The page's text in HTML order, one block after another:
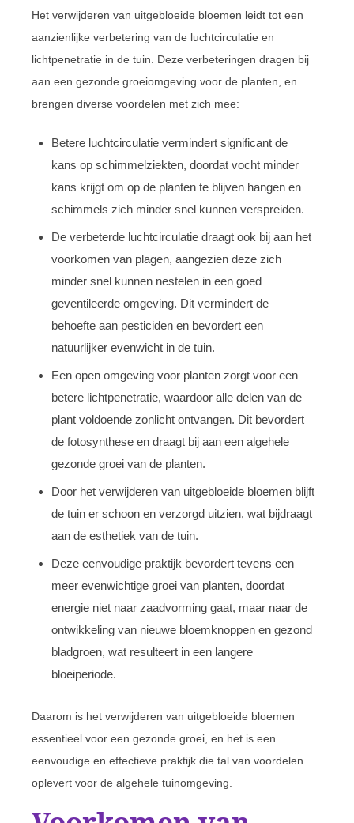
Het verwijderen van uitgebloeide bloemen leidt tot een
aanzienlijke verbetering van de luchtcirculatie en
lichtpenetratie in de tuin. Deze verbeteringen dragen bij
aan een gezonde groeiomgeving voor de planten, en
brengen diverse voordelen met zich mee:
Betere luchtcirculatie vermindert significant de
kans op schimmelziekten, doordat vocht minder
kans krijgt om op de planten te blijven hangen en
schimmels zich minder snel kunnen verspreiden.
De verbeterde luchtcirculatie draagt ook bij aan het
voorkomen van plagen, aangezien deze zich
minder snel kunnen nestelen in een goed
geventileerde omgeving. Dit vermindert de
behoefte aan pesticiden en bevordert een
natuurlijker evenwicht in de tuin.
Een open omgeving voor planten zorgt voor een
betere lichtpenetratie, waardoor alle delen van de
plant voldoende zonlicht ontvangen. Dit bevordert
de fotosynthese en draagt bij aan een algehele
gezonde groei van de planten.
Door het verwijderen van uitgebloeide bloemen blijft
de tuin er schoon en verzorgd uitzien, wat bijdraagt
aan de esthetiek van de tuin.
Deze eenvoudige praktijk bevordert tevens een
meer evenwichtige groei van planten, doordat
energie niet naar zaadvorming gaat, maar naar de
ontwikkeling van nieuwe bloemknoppen en gezond
bladgroen, wat resulteert in een langere
bloeiperiode.
Daarom is het verwijderen van uitgebloeide bloemen
essentieel voor een gezonde groei, en het is een
eenvoudige en effectieve praktijk die tal van voordelen
oplevert voor de algehele tuinomgeving.